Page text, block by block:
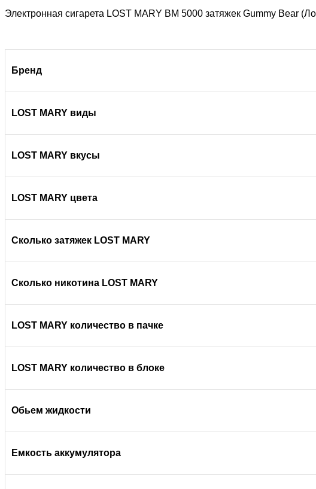
Электронная сигарета LOST MARY BM 5000 затяжек Gummy Bear
Бренд
LOST MARY виды
LOST MARY вкусы
LOST MARY цвета
Сколько затяжек LOST MARY
Сколько никотина LOST MARY
LOST MARY количество в пачке
LOST MARY количество в блоке
Обьем жидкости
Емкость аккумулятора